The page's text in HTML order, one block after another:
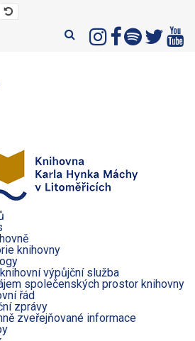
Set
default
knihovny
výpůjční služba
společenských prostor knihovny
řád
zprávy
zveřejňované informace